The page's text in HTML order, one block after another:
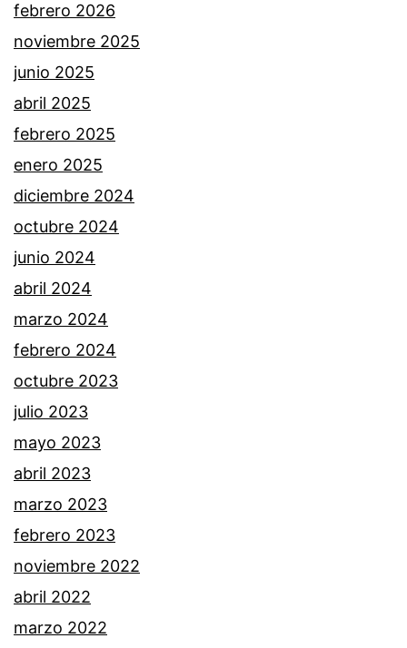
febrero 2026
noviembre 2025
junio 2025
abril 2025
febrero 2025
enero 2025
diciembre 2024
octubre 2024
junio 2024
abril 2024
marzo 2024
febrero 2024
octubre 2023
julio 2023
mayo 2023
abril 2023
marzo 2023
febrero 2023
noviembre 2022
abril 2022
marzo 2022